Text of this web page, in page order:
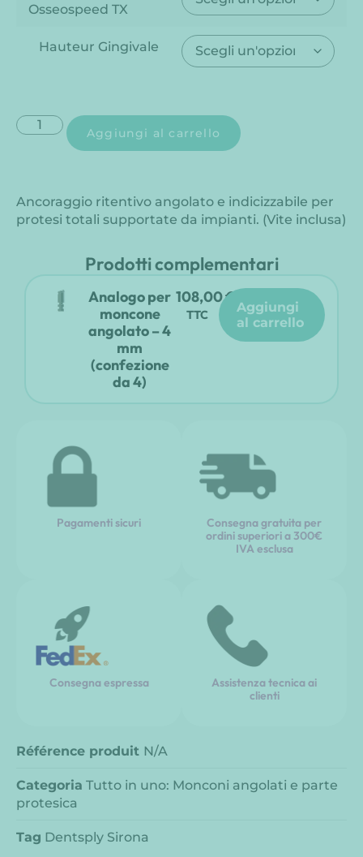
Osseospeed TX
Hauteur Gingivale
Aggiungi al carrello
Ancoraggio ritentivo angolato e indicizzabile per
protesi totali supportate da impianti. (Vite inclusa)
Prodotti complementari
Analogo per
moncone
angolato – 4
mm
(confezione
da 4)
108,00€
TTC
aggiungi
al carrello
Pagamenti sicuri
Consegna gratuita per
ordini superiori a 300€
IVA esclusa
Consegna espressa
Assistenza tecnica ai
clienti
Référence produit N/A
Categoria Tutto in uno: Monconi angolati e parte
protesica
Tag Dentsply Sirona